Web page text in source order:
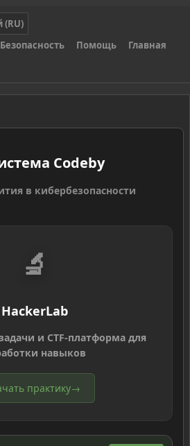
(RU)
Безопасность Помощь Главная
Codeby
в кибербезопасности
🔬
HackerLab
и CTF-платформа для
навыков
практику→